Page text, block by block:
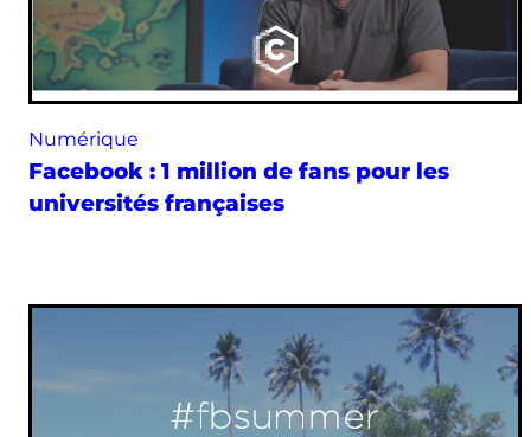
Numérique
Facebook : 1 million de fans pour les
universités françaises